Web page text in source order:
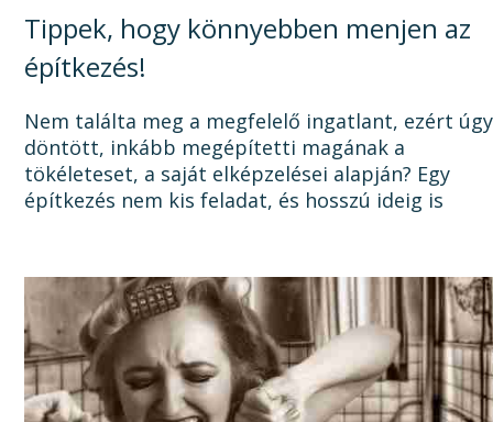
Tippek, hogy könnyebben menjen az
építkezés!
Nem találta meg a megfelelő ingatlant, ezért úgy
döntött, inkább megépítetti magának a
tökéleteset, a saját elképzelései alapján? Egy
építkezés nem kis feladat, és hosszú ideig is